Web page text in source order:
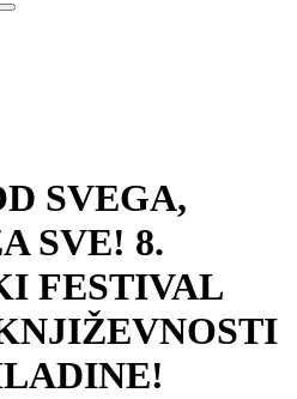
SVEGA,
SVE! 8.
FESTIVAL